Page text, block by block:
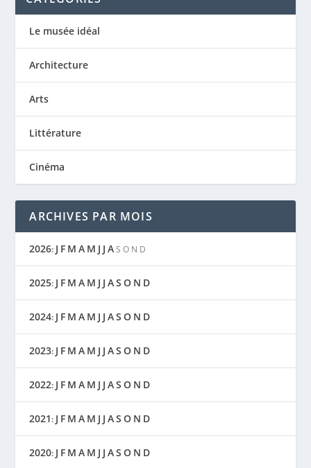
Le musée idéal
Architecture
Arts
Littérature
Cinéma
ARCHIVES PAR MOIS
2026: J F M A M J J A S O N D
2025: J F M A M J J AS O N D
2024: J F M A M J J AS O N D
2023: J F M A M J J AS O N D
2022: J F M A M J J AS O N D
2021: J F M A M J J AS O N D
2020: J F M A M J J AS O N D